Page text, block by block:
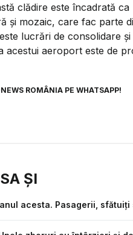
clădire este încadrată
și mozaic, care fac parte
lucrări de consolidare
acestui aeroport este de
ROMÂNIA PE WHATSAPP!
ȘI
acesta. Pasagerii,